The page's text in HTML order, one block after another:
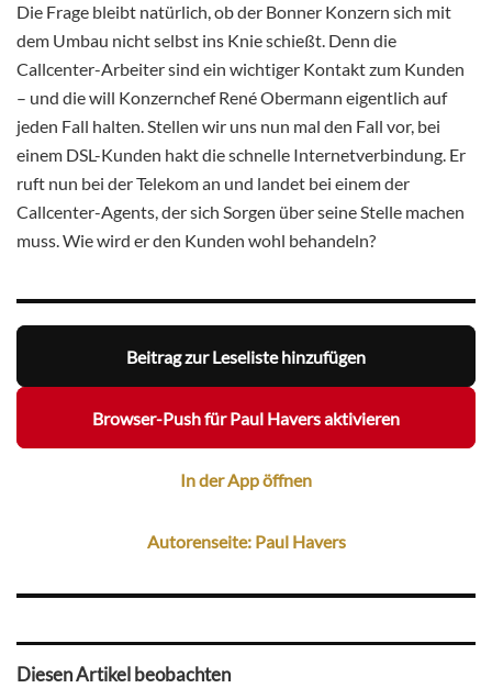
Die Frage bleibt natürlich, ob der Bonner Konzern sich mit
dem Umbau nicht selbst ins Knie schießt. Denn die
Callcenter-Arbeiter sind ein wichtiger Kontakt zum Kunden
– und die will Konzernchef René Obermann eigentlich auf
jeden Fall halten. Stellen wir uns nun mal den Fall vor, bei
einem DSL-Kunden hakt die schnelle Internetverbindung. Er
ruft nun bei der Telekom an und landet bei einem der
Callcenter-Agents, der sich Sorgen über seine Stelle machen
muss. Wie wird er den Kunden wohl behandeln?
Beitrag zur Leseliste hinzufügen
Browser-Push für Paul Havers aktivieren
In der App öffnen
Autorenseite: Paul Havers
Diesen Artikel beobachten